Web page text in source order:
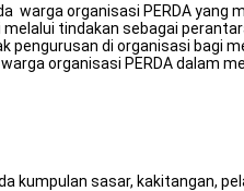
warga organisasi PERDA yang
tindakan sebagai
pengurusan di organisasi bagi
organisasi PERDA dalam
kumpulan sasar, kakitangan,